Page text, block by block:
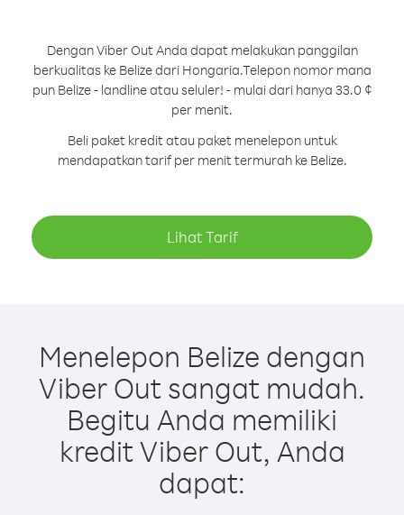
Dengan Viber Out Anda dapat melakukan panggilan
berkualitas ke Belize dari Hongaria.Telepon nomor mana
pun Belize - landline atau seluler! - mulai dari hanya 33.0 ¢
per menit.
Beli paket kredit atau paket menelepon untuk
mendapatkan tarif per menit termurah ke Belize.
Lihat Tarif
Menelepon Belize dengan
Viber Out sangat mudah.
Begitu Anda memiliki
kredit Viber Out, Anda
dapat: